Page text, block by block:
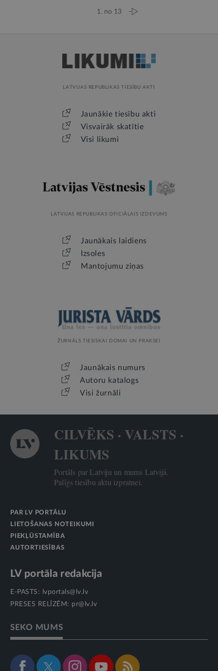
1. no 13
LATVIJAS REPUBLIKAS TIESĪBU AKTI
Jaunākie tiesību akti
Visvairāk skatītie
Visi likumi
LATVIJAS REPUBLIKAS OFICIĀLAIS IZDEVUMS
Jaunākais laidiens
Izsoles
Mantojumu ziņas
ŽURNĀLS TIESISKAI DOMAI UN PRAKSEI
Jaunākais numurs
Autoru katalogs
Visi žurnāli
CILVĒKS · VALSTS ·
LIKUMS
Portāls par Latviju un mums Latvijā.
Palīgs tiesību aktu izpratnei.
PAR LV PORTĀLU
LIETOŠANAS NOTEIKUMI
PIEKĻŪSTAMĪBA
AUTORTIESĪBAS
LV portāla redakcija
E-PASTS:
lvportals@lv.lv
PRESES RELĪZĒM: pr@lv.lv
SEKO MUMS